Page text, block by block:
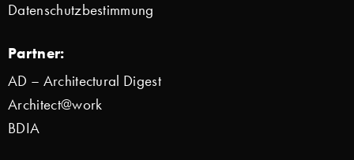
Datenschutzbestimmung
Partner:
AD – Architectural Digest
Architect@work
BDIA